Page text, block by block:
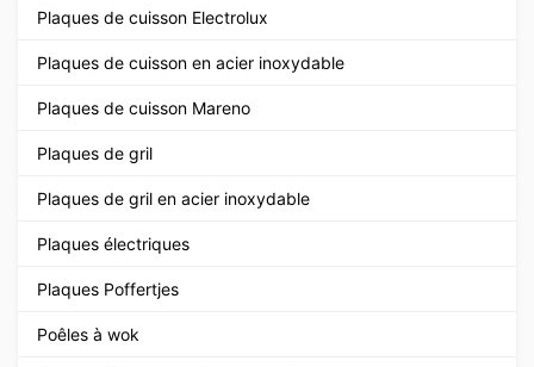
Plaques de cuisson Electrolux
Plaques de cuisson en acier inoxydable
Plaques de cuisson Mareno
Plaques de gril
Plaques de gril en acier inoxydable
Plaques électriques
Plaques Poffertjes
Poêles à wok